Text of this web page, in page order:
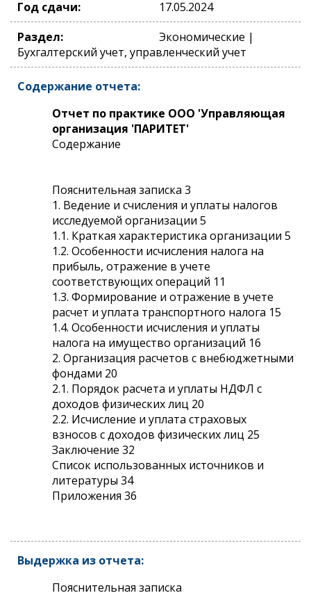
Год сдачи:
17.05.2024
Раздел:
Экономические |
Бухгалтерский учет, управленческий учет
Содержание отчета:
Отчет по практике ООО 'Управляющая
организация 'ПАРИТЕТ'
Содержание
Пояснительная записка 3
1. Ведение и счисления и уплаты налогов
исследуемой организации 5
1.1. Краткая характеристика организации 5
1.2. Особенности исчисления налога на
прибыль, отражение в учете
соответствующих операций 11
1.3. Формирование и отражение в учете
расчет и уплата транспортного налога 15
1.4. Особенности исчисления и уплаты
налога на имущество организаций 16
2. Организация расчетов с внебюджетными
фондами 20
2.1. Порядок расчета и уплаты НДФЛ с
доходов физических лиц 20
2.2. Исчисление и уплата страховых
взносов с доходов физических лиц 25
Заключение 32
Список использованных источников и
литературы 34
Приложения 36
Выдержка из отчета:
Пояснительная записка